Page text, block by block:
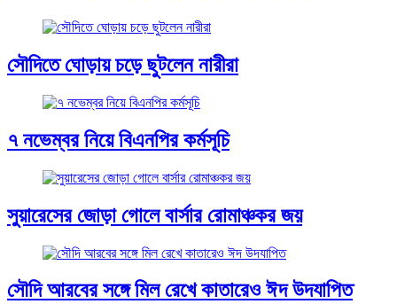
সৌদিতে ঘোড়ায় চড়ে ছুটলেন নারীরা
৭ নভেম্বর নিয়ে বিএনপির কর্মসূচি
সুয়ারেসের জোড়া গোলে বার্সার রোমাঞ্চকর জয়
সৌদি আরবের সঙ্গে মিল রেখে কাতারেও ঈদ উদযাপিত